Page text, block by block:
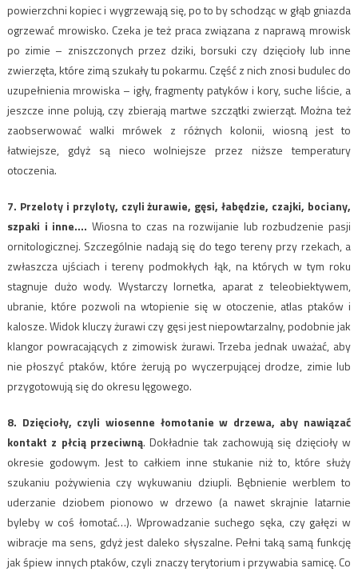
powierzchni kopiec i wygrzewają się, po to by schodząc w głąb gniazda
ogrzewać mrowisko. Czeka je też praca związana z naprawą mrowisk
po zimie – zniszczonych przez dziki, borsuki czy dzięcioły lub inne
zwierzęta, które zimą szukały tu pokarmu. Część z nich znosi budulec do
uzupełnienia mrowiska – igły, fragmenty patyków i kory, suche liście, a
jeszcze inne polują, czy zbierają martwe szczątki zwierząt. Można też
zaobserwować walki mrówek z różnych kolonii, wiosną jest to
łatwiejsze, gdyż są nieco wolniejsze przez niższe temperatury
otoczenia.
7. Przeloty i przyloty, czyli żurawie, gęsi, łabędzie, czajki, bociany,
szpaki i inne…. Wiosna to czas na rozwijanie lub rozbudzenie pasji
ornitologicznej. Szczególnie nadają się do tego tereny przy rzekach, a
zwłaszcza ujściach i tereny podmokłych łąk, na których w tym roku
stagnuje dużo wody. Wystarczy lornetka, aparat z teleobiektywem,
ubranie, które pozwoli na wtopienie się w otoczenie, atlas ptaków i
kalosze. Widok kluczy żurawi czy gęsi jest niepowtarzalny, podobnie jak
klangor powracających z zimowisk żurawi. Trzeba jednak uważać, aby
nie płoszyć ptaków, które żerują po wyczerpującej drodze, zimie lub
przygotowują się do okresu lęgowego.
8. Dzięcioły, czyli wiosenne łomotanie w drzewa, aby nawiązać
kontakt z płcią przeciwną. Dokładnie tak zachowują się dzięcioły w
okresie godowym. Jest to całkiem inne stukanie niż to, które służy
szukaniu pożywienia czy wykuwaniu dziupli. Bębnienie werblem to
uderzanie dziobem pionowo w drzewo (a nawet skrajnie latarnie
byleby w coś łomotać…). Wprowadzanie suchego sęka, czy gałęzi w
wibracje ma sens, gdyż jest daleko słyszalne. Pełni taką samą funkcję
jak śpiew innych ptaków, czyli znaczy terytorium i przywabia samicę. Co